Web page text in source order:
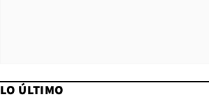
LO ÚLTIMO